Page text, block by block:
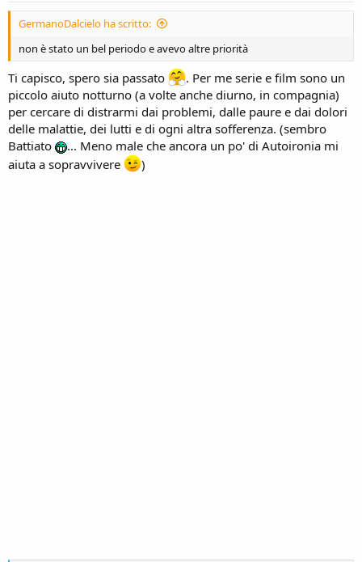
GermanoDalcielo ha scritto:
non è stato un bel periodo e avevo altre priorità
Ti capisco, spero sia passato
. Per me serie e film sono un
piccolo aiuto notturno (a volte anche diurno, in compagnia)
per cercare di distrarmi dai problemi, dalle paure e dai dolori
delle malattie, dei lutti e di ogni altra sofferenza. (sembro
Battiato
... Meno male che ancora un po' di Autoironia mi
aiuta a sopravvivere
)